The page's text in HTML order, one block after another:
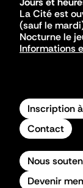
La Cité est
(sauf le
Nocturne le
Informations
Inscription
Contact
Nous
Devenir